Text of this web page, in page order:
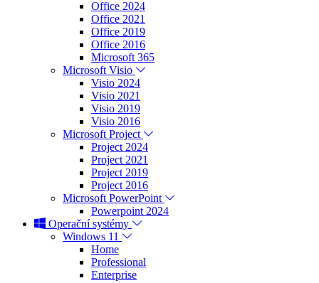
Office 2024
Office 2021
Office 2019
Office 2016
Microsoft 365
Microsoft Visio
Visio 2024
Visio 2021
Visio 2019
Visio 2016
Microsoft Project
Project 2024
Project 2021
Project 2019
Project 2016
Microsoft PowerPoint
Powerpoint 2024
Operační systémy
Windows 11
Home
Professional
Enterprise